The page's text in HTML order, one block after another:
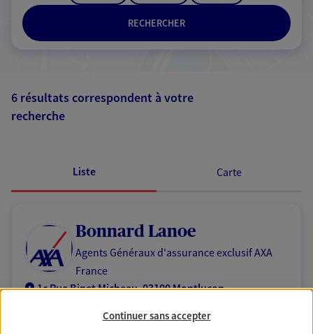
RECHERCHER
6 résultats correspondent à votre
recherche
Liste Carte
Bonnard Lanoe
Agents Généraux d'assurance exclusif AXA
France
1c Rue Binet Micheau, 03100 Montlucon
Ouvre à 08:30Continuer sans accepter